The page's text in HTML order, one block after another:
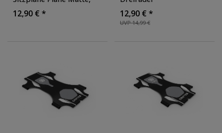
Farbe: schwarz/blau
12,90 € *
Kinderfahrzeug Sitz
Sitzpolster Seat
Ersatzsitz Sitzplane
UVP 14,99 €
12,90 € *